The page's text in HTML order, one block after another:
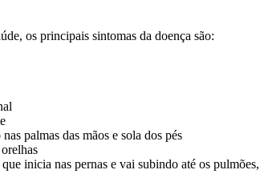
os principais sintomas da doença são:
palmas das mãos e sola dos pés
inicia nas pernas e vai subindo até os